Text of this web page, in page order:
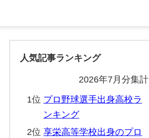
人気記事ランキング
2026年7月分集計
1位 プロ野球選手出身高校ラ
ンキング
2位 享栄高等学校出身のプロ